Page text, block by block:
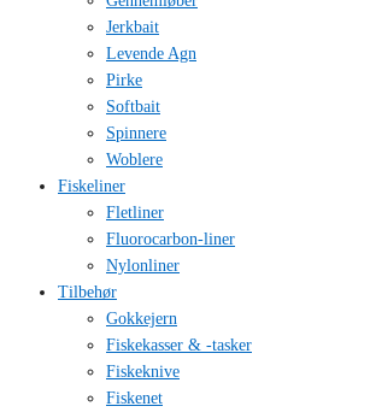
Jerkbait
Levende Agn
Pirke
Softbait
Spinnere
Woblere
Fiskeliner
Fletliner
Fluorocarbon-liner
Nylonliner
Tilbehør
Gokkejern
Fiskekasser & -tasker
Fiskeknive
Fiskenet